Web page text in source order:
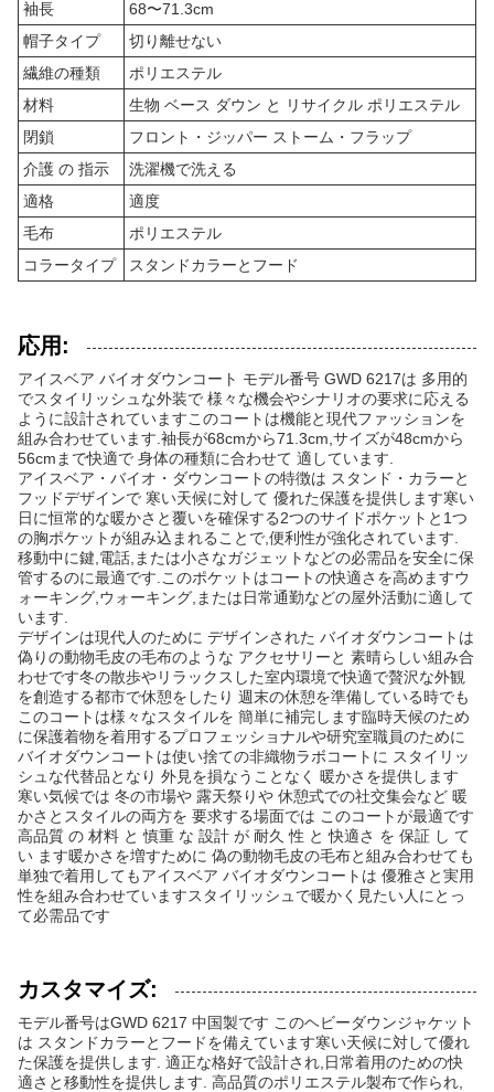
袖長
68〜71.3cm
帽子タイプ
切り離せない
繊維の種類
ポリエステル
材料
生物 ベース ダウン と リサイクル ポリエステル
閉鎖
フロント・ジッパー ストーム・フラップ
介護 の 指示
洗濯機で洗える
適格
適度
毛布
ポリエステル
コラータイプ
スタンドカラーとフード
応用:
アイスベア バイオダウンコート モデル番号 GWD 6217は 多用的
でスタイリッシュな外装で 様々な機会やシナリオの要求に応える
ように設計されていますこのコートは機能と現代ファッションを
組み合わせています.袖長が68cmから71.3cm,サイズが48cmから
56cmまで快適で 身体の種類に合わせて 適しています.
アイスベア・バイオ・ダウンコートの特徴は スタンド・カラーと
フッドデザインで 寒い天候に対して 優れた保護を提供します寒い
日に恒常的な暖かさと覆いを確保する2つのサイドポケットと1つ
の胸ポケットが組み込まれることで,便利性が強化されています.
移動中に鍵,電話,または小さなガジェットなどの必需品を安全に保
管するのに最適です.このポケットはコートの快適さを高めますウ
ォーキング,ウォーキング,または日常通勤などの屋外活動に適して
います.
デザインは現代人のために デザインされた バイオダウンコートは
偽りの動物毛皮の毛布のような アクセサリーと 素晴らしい組み合
わせです冬の散歩やリラックスした室内環境で快適で贅沢な外観
を創造する都市で休憩をしたり 週末の休憩を準備している時でも
このコートは様々なスタイルを 簡単に補完します臨時天候のため
に保護着物を着用するプロフェッショナルや研究室職員のために
バイオダウンコートは使い捨ての非織物ラボコートに スタイリッ
シュな代替品となり 外見を損なうことなく 暖かさを提供します
寒い気候では 冬の市場や 露天祭りや 休憩式での社交集会など 暖
かさとスタイルの両方を 要求する場面では このコートが最適です
高品質 の 材料 と 慎重 な 設計 が 耐久 性 と 快適さ を 保証 し て
い ます暖かさを増すために 偽の動物毛皮の毛布と組み合わせても
単独で着用してもアイスベア バイオダウンコートは 優雅さと実用
性を組み合わせていますスタイリッシュで暖かく見たい人にとっ
て必需品です
カスタマイズ:
モデル番号はGWD 6217 中国製です このヘビーダウンジャケット
は スタンドカラーとフードを備えています寒い天候に対して優れ
た保護を提供します. 適正な格好で設計され,日常着用のための快
適さと移動性を提供します. 高品質のポリエステル製布で作られ,